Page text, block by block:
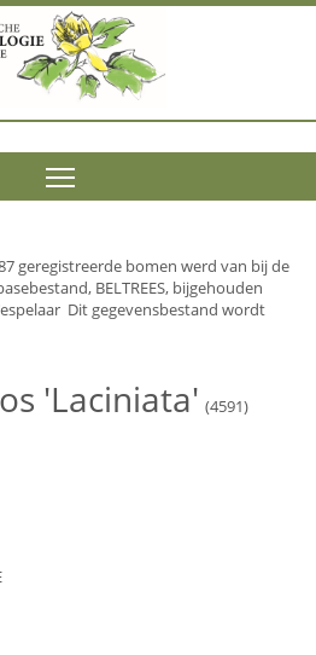
geregistreerde bomen werd van bij de
BELTREES, bijgehouden
Dit gegevensbestand wordt
'Laciniata' (4591)